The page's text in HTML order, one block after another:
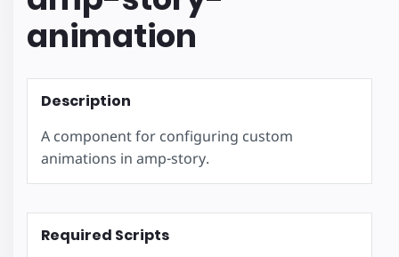
animation
Description
A component for configuring custom
animations in amp-story.
Required Scripts